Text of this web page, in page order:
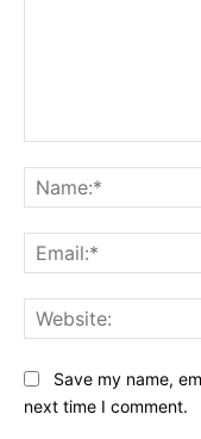
Save my name,
next time I comment.